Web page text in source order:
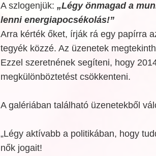
A szlogenjük: „Légy önmagad a
lenni energiapocsékolás!”
Arra kérték őket, írják rá egy papírra
tegyék közzé. Az üzenetek
Ezzel szeretnének segíteni, hogy
megkülönböztetést csökkenteni.
A galériában található üzenetekből
„Légy aktívabb a politikában, hogy
nők jogait!